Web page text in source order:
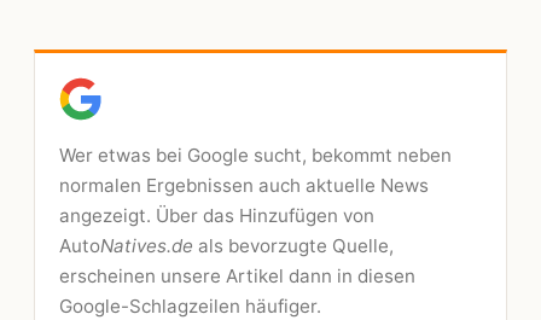
Wer etwas bei Google sucht, bekommt neben
normalen Ergebnissen auch aktuelle News
angezeigt. Über das Hinzufügen von
AutoNatives.de als bevorzugte Quelle,
erscheinen unsere Artikel dann in diesen
Google-Schlagzeilen häufiger.